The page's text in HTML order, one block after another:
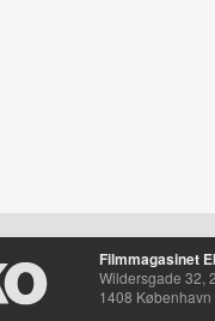
Filmmagasinet
Wildersgade 32,
1408 København